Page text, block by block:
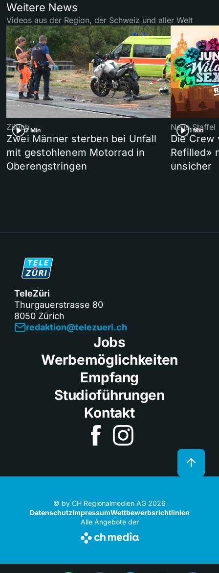
Weitere News
Videos aus der Region, der Schweiz und aller Welt
2 Min
Zürich
Zwei Männer sterben bei Unfall
mit gestohlenem Motorrad in
Oberengstringen
1 Min
Neue Staffel
Die Crew
Refilled»
unsicher
TeleZüri
Thurgauerstrasse 80
8050 Zürich
redaktion@telezueri.ch
Jobs
Werbemöglichkeiten
Empfang
Studioführungen
Kontakt
© by CH Regionalmedien AG 2026
DatenschutzImpressumWettbewerbsrichtlinien
Alle Angebote der